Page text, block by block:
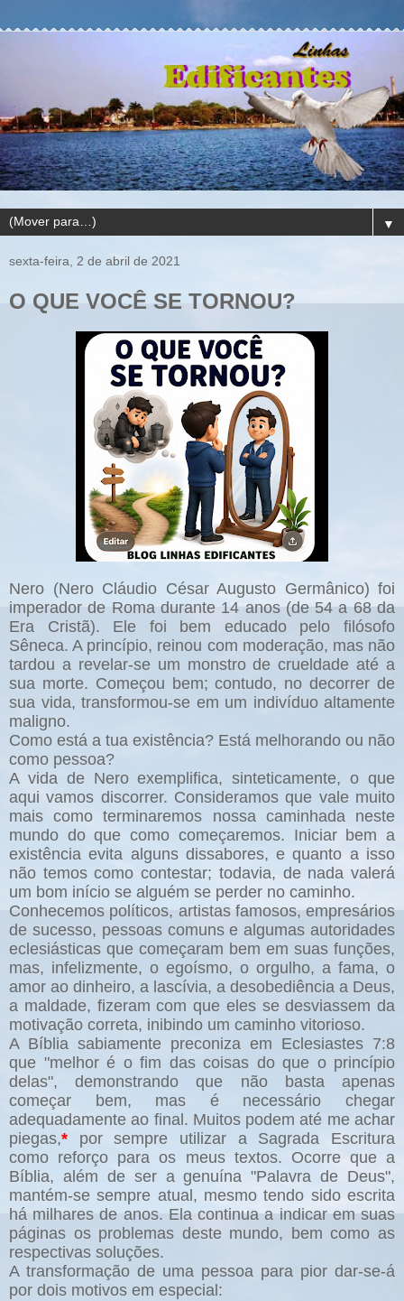
▼
sexta-feira, 2 de abril de 2021
O QUE VOCÊ SE TORNOU?
Nero (Nero Cláudio César Augusto Germânico) foi
imperador de Roma durante 14 anos (de 54 a 68 da
Era Cristã). Ele foi bem educado pelo filósofo
Sêneca. A princípio, reinou com moderação, mas não
tardou a revelar-se um monstro de crueldade até a
sua morte. Começou bem; contudo, no decorrer de
sua vida, transformou-se em um indivíduo altamente
maligno.
Como está a tua existência? Está melhorando ou não
como pessoa?
A vida de Nero exemplifica, sinteticamente, o que
aqui vamos discorrer. Consideramos que vale muito
mais como terminaremos nossa caminhada neste
mundo do que como começaremos. Iniciar bem a
existência evita alguns dissabores, e quanto a isso
não temos como contestar; todavia, de nada valerá
um bom início se alguém se perder no caminho.
Conhecemos políticos, artistas famosos, empresários
de sucesso, pessoas comuns e algumas autoridades
eclesiásticas que começaram bem em suas funções,
mas, infelizmente, o egoísmo, o orgulho, a fama, o
amor ao dinheiro, a lascívia, a desobediência a Deus,
a maldade, fizeram com que eles se desviassem da
motivação correta, inibindo um caminho vitorioso.
A Bíblia sabiamente preconiza em Eclesiastes 7:8
que "melhor é o fim das coisas do que o princípio
delas", demonstrando que não basta apenas
começar bem, mas é necessário chegar
adequadamente ao final. Muitos podem até me achar
piegas,* por sempre utilizar a Sagrada Escritura
como reforço para os meus textos. Ocorre que a
Bíblia, além de ser a genuína "Palavra de Deus",
mantém-se sempre atual, mesmo tendo sido escrita
há milhares de anos. Ela continua a indicar em suas
páginas os problemas deste mundo, bem como as
respectivas soluções.
A transformação de uma pessoa para pior dar-se-á
por dois motivos em especial: